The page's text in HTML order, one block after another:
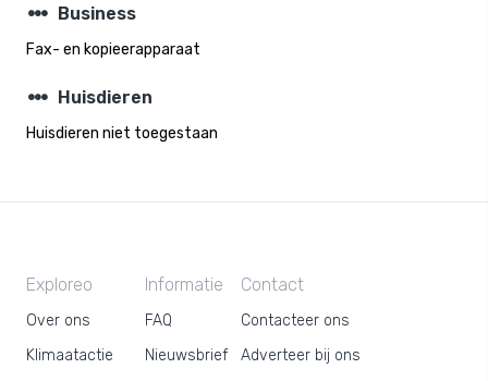
steppers Business
Fax- en kopieerapparaat
steppers Huisdieren
Huisdieren niet toegestaan
Exploreo
Over ons
Klimaatactie
Informatie
FAQ
Nieuwsbrief
Contact
Contacteer ons
Adverteer bij ons